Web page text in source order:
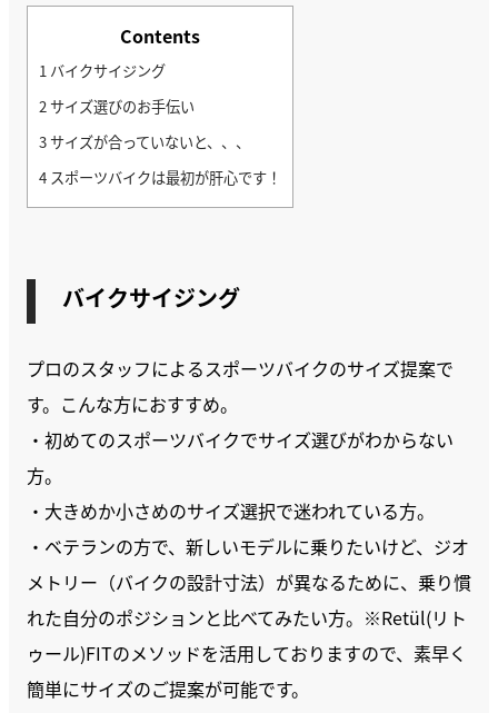
Contents
1 バイクサイジング
2サイズ選びのお手伝い
3サイズが合っていないと、、、
4 スポーツバイクは最初が肝心です！
バイクサイジング
プロのスタッフによるスポーツバイクのサイズ提案で
す。こんな方におすすめ。
・初めてのスポーツバイクでサイズ選びがわからない
方。
・大きめか小さめのサイズ選択で迷われている方。
・ベテランの方で、新しいモデルに乗りたいけど、ジオ
メトリー（バイクの設計寸法）が異なるために、乗り慣
れた自分のポジションと比べてみたい方。※Retül(リト
ゥール)FITのメソッドを活用しておりますので、素早く
簡単にサイズのご提案が可能です。